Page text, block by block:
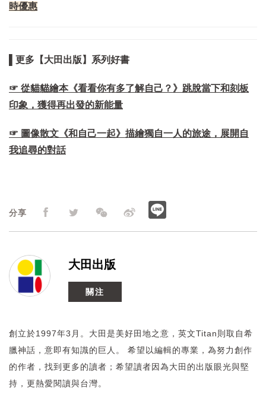
時優惠
▌更多【大田出版】系列好書
☞ 從貓貓繪本《看看你有多了解自己？》跳脫當下和刻板
印象，獲得再出發的新能量
☞ 圖像散文《和自己一起》描繪獨自一人的旅途，展開自
我追尋的對話
分享
大田出版
關注
創立於1997年3月。大田是美好田地之意，英文Titan則取自希
臘神話，意即有知識的巨人。 希望以編輯的專業，為努力創作
的作者，找到更多的讀者；希望讀者因為大田的出版眼光與堅
持，更熱愛閱讀與台灣。